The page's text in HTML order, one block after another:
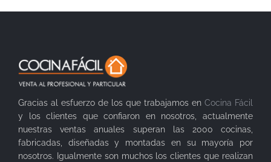
Gracias al esfuerzo de los que trabajamos en Cocina Fácil
y los clientes que confiaron en nosotros, actualmente
nuestras ventas anuales superan las 2000 cocinas,
fabricadas, diseñadas y montadas en su mayoría por
nosotros. Igualmente son muchos los clientes que realizan